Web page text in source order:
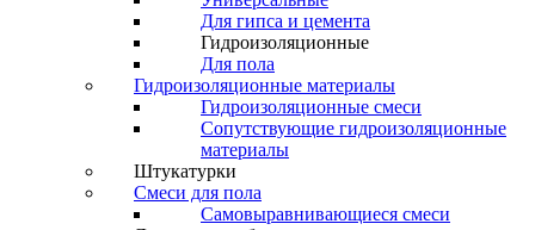
Для гипса и цемента
Гидроизоляционные
Для пола
Гидроизоляционные материалы
Гидроизоляционные смеси
Сопутствующие гидроизоляционные
материалы
Штукатурки
Смеси для пола
Самовыравнивающиеся смеси